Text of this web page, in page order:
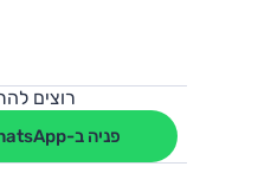
רוצים
פניה ב-WhatsApp